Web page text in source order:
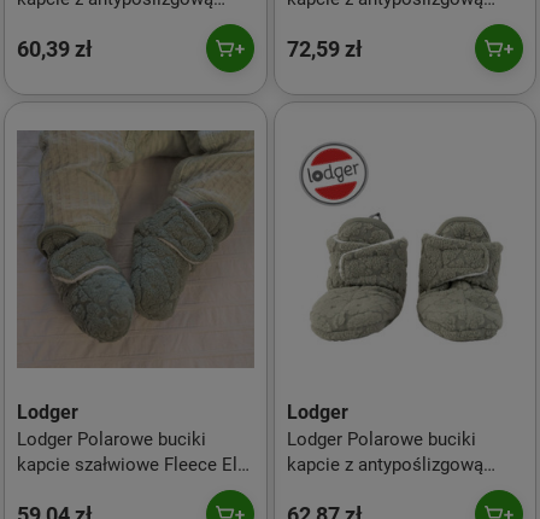
Drizzle 6-12 m
60,39 zł
podeszwą szałwiowe Fleece
Elm 12-18 m
72,59 zł
Lodger
Lodger Polarowe buciki
kapcie szałwiowe Fleece Elm
Lodger
Lodger Polarowe buciki
kapcie z antypoślizgową
podeszwą szałwiowe Fleece